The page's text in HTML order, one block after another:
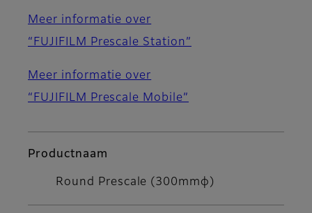
Meer informatie over
“FUJIFILM Prescale Station”
Meer informatie over
“FUJIFILM Prescale Mobile”
Productnaam
Round Prescale (300mmφ)